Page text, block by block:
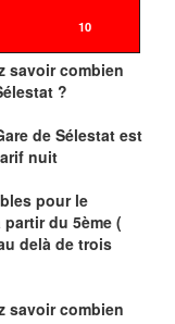
10
savoircombien
?
de Sélestat est
nuit
pour le
du 5ème (
delà de trois
savoircombien